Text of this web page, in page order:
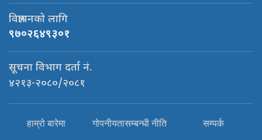
विज्ञापनको लागि
९७०२६४९३०१
सूचना विभाग दर्ता नं.
४२१३-२०८०/२०८१
हाम्रो बारेमा गोपनीयतासम्बन्धी नीति सम्पर्क